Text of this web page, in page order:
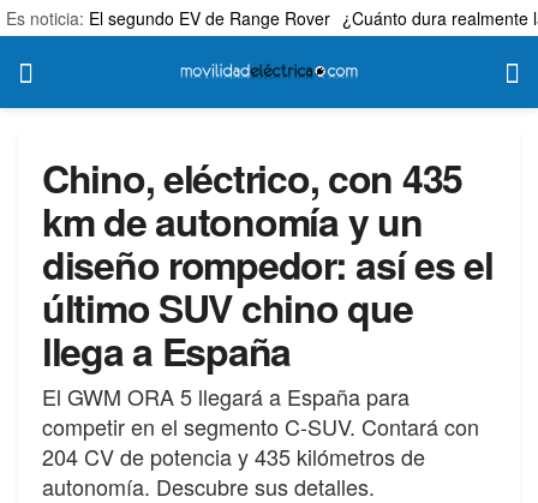
Es noticia: El segundo EV de Range Rover ¿Cuánto dura realmente
Chino, eléctrico, con 435
km de autonomía y un
diseño rompedor: así es el
último SUV chino que
llega a España
El GWM ORA 5 llegará a España para
competir en el segmento C-SUV. Contará con
204 CV de potencia y 435 kilómetros de
autonomía. Descubre sus detalles.